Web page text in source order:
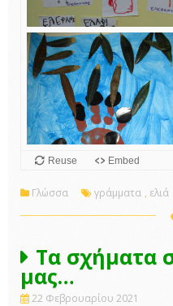
Reuse Embed
Γλώσσα γράμματα , ελιά
Τα σχήματα
μας…
22 Φεβρουαρίου 2021